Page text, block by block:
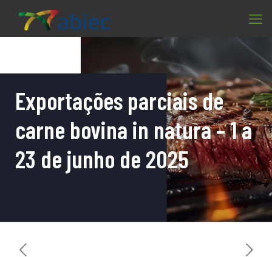
Exportações parciais de
carne bovina in natura – 1 a
23 de junho de 2025